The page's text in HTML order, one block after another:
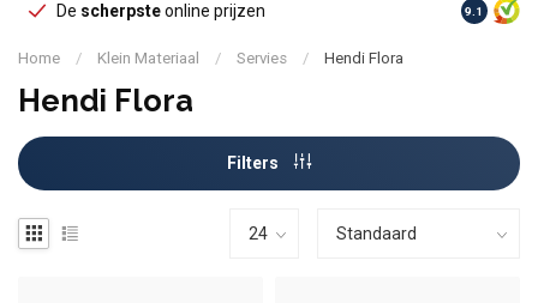
De scherpsteonline prijzen Op
9.1
Home / Klein Materiaal / Servies / Hendi Flora
Hendi Flora
Filters